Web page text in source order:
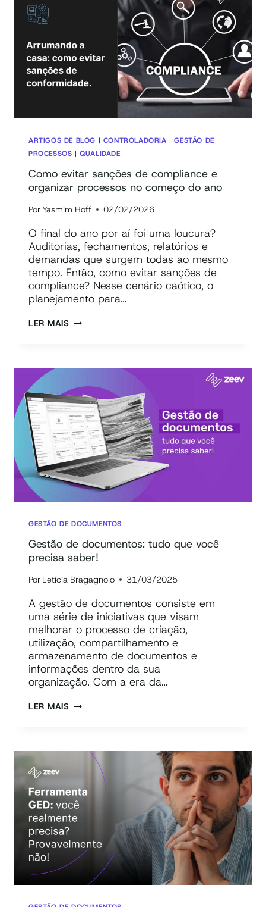
NÃO!
ARTIGOS DE BLOG | CONTROLADORIA |GESTÃO DE
PROCESSOS |QUALIDADE
Como evitar sanções de compliance e
organizar processos no começo do ano
Por Yasmim Hoff 02/02/2026
O final do ano por aí foi uma loucura?
Auditorias, fechamentos, relatórios e
demandas que surgem todas ao mesmo
tempo. Então, como evitar sanções de
compliance? Nesse cenário caótico, o
planejamento para…
LER MAISCOMO
COMPLIANCE
E
ORGANIZAR
PROCESSOS
NO
COMEÇO
DO
ANO
GESTÃO DE DOCUMENTOS
Gestão de documentos: tudo que você
precisa saber!
Por Letícia Bragagnolo 31/03/2025
A gestão de documentos consiste em
uma série de iniciativas que visam
melhorar o processo de criação,
utilização, compartilhamento e
armazenamento de documentos e
informações dentro da sua
organização. Com a era da…
LER MAISGESTÃO
PRECISA
SABER!